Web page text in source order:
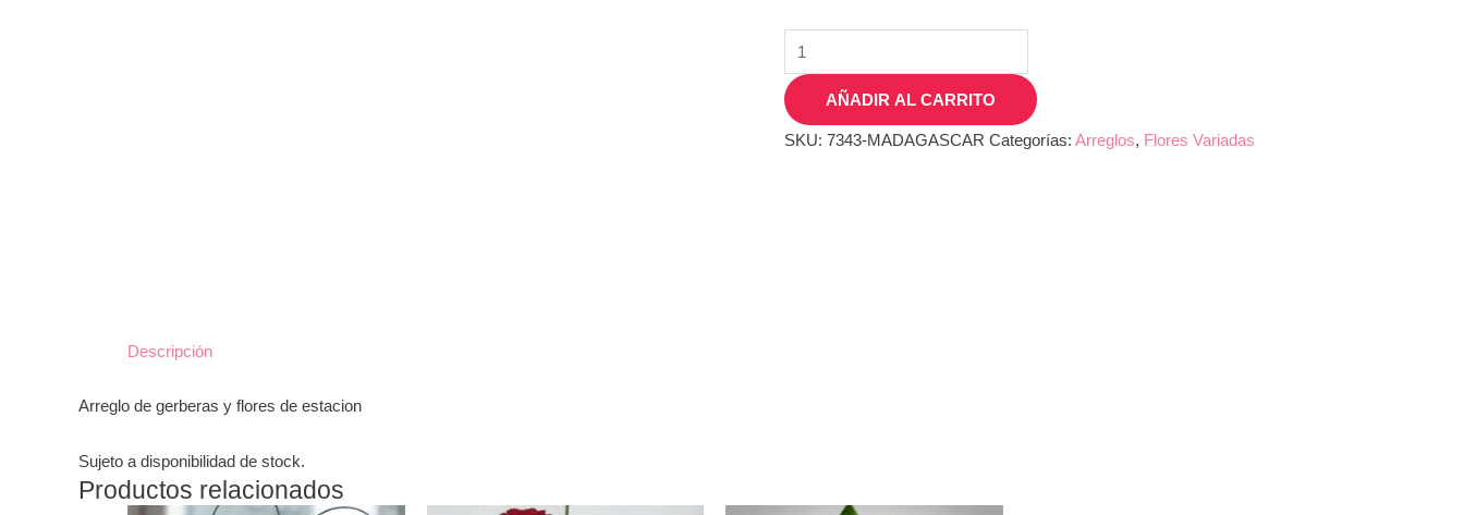
AÑADIR AL CARRITO
SKU: 7343-MADAGASCAR Categorías: Arreglos, Flores Variadas
Descripción
Arreglo de gerberas y flores de estacion
Sujeto a disponibilidad de stock.
Productos relacionados